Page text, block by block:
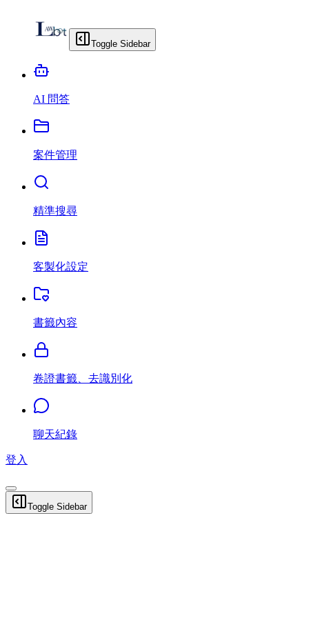
Toggle Sidebar
AI 問答
案件管理
精準搜尋
客製化設定
書籤內容
卷證書籤、去識別化
聊天紀錄
登入
Toggle Sidebar